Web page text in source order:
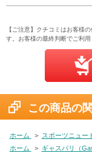
【ご注意】クチコミはお客様
す。お客様の最終判断でご利
この商品の
ホーム > スポーツニュー
ホーム
> ギャスパリ（